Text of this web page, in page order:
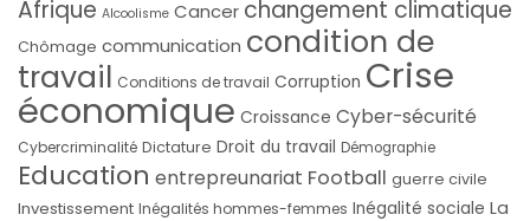
Afrique Alcoolisme Cancer changement climatique
Chômage communication condition de
travail Conditions de travail Corruption Crise
économique Croissance Cyber-sécurité
Cybercriminalité Dictature Droit du travail Démographie
Education entrepreunariat Football guerre civile
Investissement Inégalités hommes-femmes Inégalité sociale La